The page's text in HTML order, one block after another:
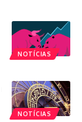
NOTÍCIAS
NOTÍCIAS